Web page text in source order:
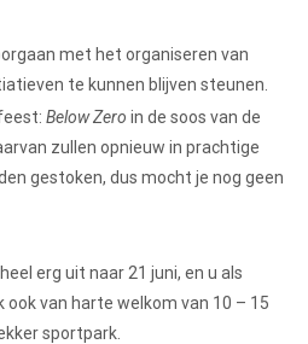
met het organiseren van
te kunnen blijven steunen.
Below Zero in de soos van de
zullen opnieuw in prachtige
gestoken, dus mocht je nog geen
erg uit naar 21 juni, en u als
van harte welkom van 10 – 15
sportpark.